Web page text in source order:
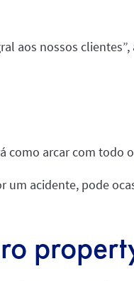
aos nossos clientes”,
como arcar com todo
um acidente, pode